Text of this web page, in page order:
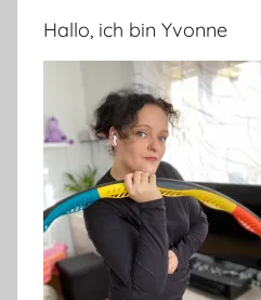
Hallo, ich bin Yvonne